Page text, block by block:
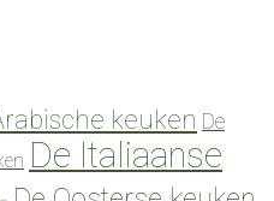
keuken De
De Italiaanse